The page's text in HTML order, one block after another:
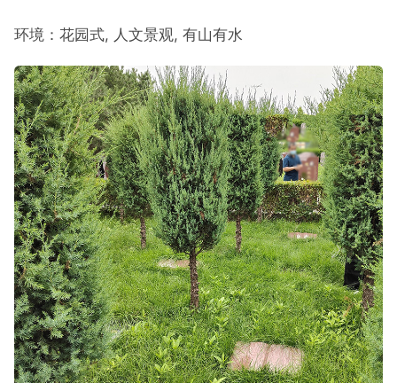
环境：花园式, 人文景观, 有山有水